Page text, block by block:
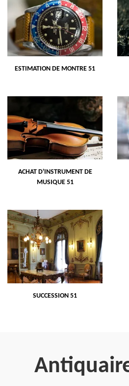
ESTIMATION DE MONTRE 51
ACHAT D'INSTRUMENT DE
MUSIQUE 51
SUCCESSION 51